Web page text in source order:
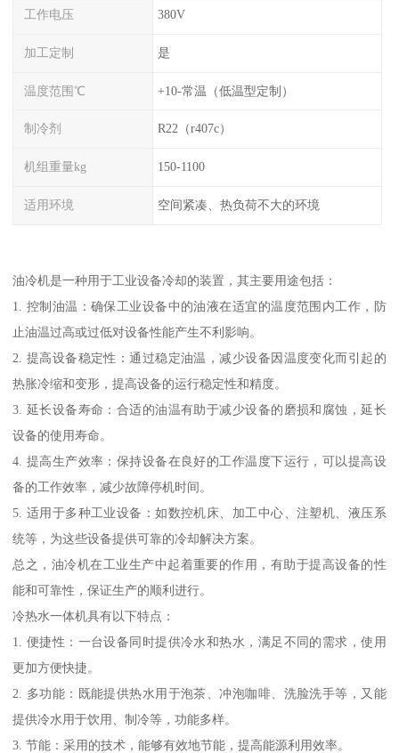
工作电压 380V
加工定制 是
温度范围℃ +10-常温（低温型定制）
制冷剂 R22（r407c）
机组重量kg 150-1100
适用环境 空间紧凑、热负荷不大的环境
油冷机是一种用于工业设备冷却的装置，其主要用途包括：
1. 控制油温：确保工业设备中的油液在适宜的温度范围内工作，防
止油温过高或过低对设备性能产生不利影响。
2. 提高设备稳定性：通过稳定油温，减少设备因温度变化而引起的
热胀冷缩和变形，提高设备的运行稳定性和精度。
3. 延长设备寿命：合适的油温有助于减少设备的磨损和腐蚀，延长
设备的使用寿命。
4. 提高生产效率：保持设备在良好的工作温度下运行，可以提高设
备的工作效率，减少故障停机时间。
5. 适用于多种工业设备：如数控机床、加工中心、注塑机、液压系
统等，为这些设备提供可靠的冷却解决方案。
总之，油冷机在工业生产中起着重要的作用，有助于提高设备的性
能和可靠性，保证生产的顺利进行。
冷热水一体机具有以下特点：
1. 便捷性：一台设备同时提供冷水和热水，满足不同的需求，使用
更加方便快捷。
2. 多功能：既能提供热水用于泡茶、冲泡咖啡、洗脸洗手等，又能
提供冷水用于饮用、制冷等，功能多样。
3. 节能：采用的技术，能够有效地节能，提高能源利用效率。